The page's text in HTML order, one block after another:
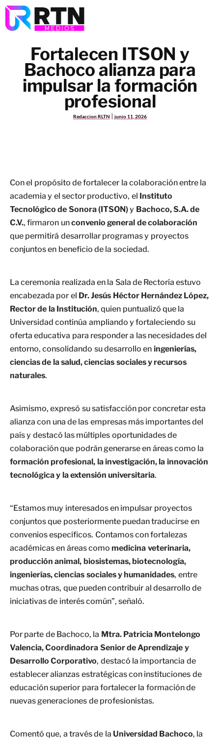
Fortalecen ITSON y
Bachoco alianza para
impulsar la formación
profesional
Redaccion RLTN junio 11, 2026
Con el propósito de fortalecer la colaboración entre la
academia y el sector productivo, el Instituto
Tecnológico de Sonora (ITSON)y Bachoco, S.A. de
C.V., firmaron unconvenio general de colaboración
que permitirá desarrollar programas y proyectos
conjuntos en beneficio de la sociedad.
La ceremonia realizada en la Sala de Rectoría estuvo
encabezada por el Dr. Jesús Héctor Hernández López,
Rector de la Institución, quien puntualizó que la
Universidad continúa ampliando y fortaleciendo su
oferta educativa para responder a las necesidades del
entorno, consolidando su desarrollo en ingenierías,
ciencias de la salud, ciencias sociales y recursos
naturales.
Asimismo, expresó su satisfacción por concretar esta
alianza con una de las empresas más importantes del
país y destacó las múltiples oportunidades de
colaboración que podrán generarse en áreas como la
formación profesional, la investigación, la innovación
tecnológica y la extensión universitaria.
“Estamos muy interesados en impulsar proyectos
conjuntos que posteriormente puedan traducirse en
convenios específicos. Contamos con fortalezas
académicas en áreas comomedicina veterinaria,
producción animal, biosistemas, biotecnología,
ingenierías, ciencias sociales y humanidades, entre
muchas otras, que pueden contribuir al desarrollo de
iniciativas de interés común”, señaló.
Por parte de Bachoco, la Mtra. Patricia Montelongo
Valencia, Coordinadora Senior de Aprendizaje y
Desarrollo Corporativo, destacó la importancia de
establecer alianzas estratégicas con instituciones de
educación superior para fortalecer la formación de
nuevas generaciones de profesionistas.
Comentó que, a través de la Universidad Bachoco, la